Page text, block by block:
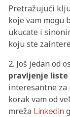
Pretražujući
koje vam mogu
ukucate i
koju ste
2. Još jedan od
pravljenje
interesantne za
korak vam od
mreža LinkedIn